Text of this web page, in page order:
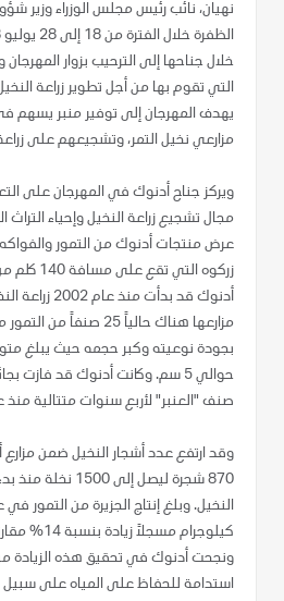
نهيان، نائب رئيس مجلس الوزراء وزير
خلال جناحها إلى الترحيب بزوار
التي تقوم بها من أجل تطوير زراعة
يهدف المهرجان إلى توفير منبر يسهم في
مزارعي نخيل التمر، وتشجيعهم على
ويركز جناح أدنوك في المهرجان على
مجال تشجيع زراعة النخيل وإحياء التراث
عرض منتجات أدنوك من التمور والفواكه
زركوه
أدنوك قد بدأت
مزارعها هناك حالياً 25
بجودة نوعيته وكبر حجمه حيث يبلغ
حوالي 5 سم. وكانت أدنوك قد فازت
صنف "العنبر" لأربع سنوات متتالية منذ عام
وقد ارتفع عدد أشجار النخيل ضمن
870 شجرة ليصل إلى
ونجحت أدنوك في تحقيق هذه الزيادة
استدامة للحفاظ على المياه على سبيل